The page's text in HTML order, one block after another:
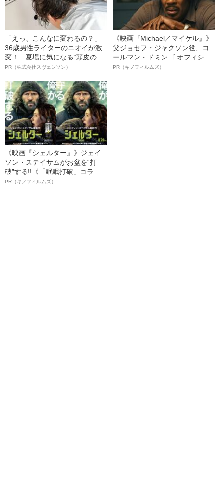
「えっ、こんなに変わるの？」
36歳男性ライターのニオイが激
変！ 夏場に気になる“頭皮のニ
オイ”や“ベタつき”を解消す
ト”が生み出した徹底ケアとは
PR（株式会社スヴェンソン）
《映画『Michael／マイケル』》
父ジョセフ・ジャクソン役、コ
ールマン・ドミンゴ オフィシャ
ルインタビュー“観客を魅了した
PR（キノフィルムズ）
《映画『シェルター』》ジェイ
ソン・ステイサムがお盆を“打
破”する!!《「眠眠打破」コラ
ボ》
PR（キノフィルムズ）